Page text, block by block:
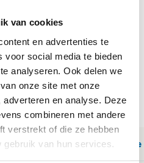
van cookies
en advertenties te
voor social media te bieden
analyseren. Ook delen we
onze site met onze
en analyse. Deze
combineren met andere
verstrekt of die ze hebben
van hun services.
sportkamp? Neem dan een
vind je een overzicht
Sport Vlaanderen zowel als
flyer 2026